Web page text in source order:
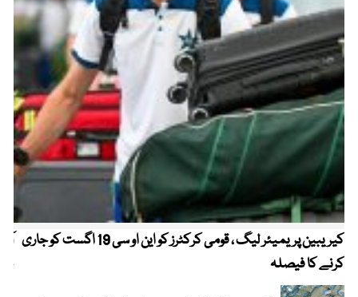
کیریبین پریمیئر لیگ ، قومی کرکٹرز کو این او سی 19 اگست کو جاری
کرنے کا فیصلہ